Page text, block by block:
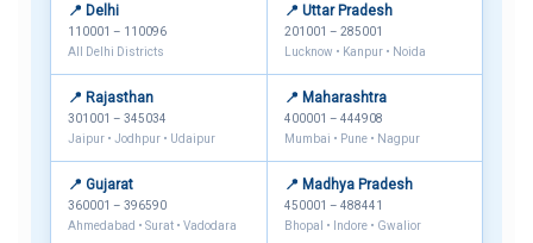
📍 Delhi
110001 – 110096
All Delhi Districts
📍 Uttar Pradesh
201001 – 285001
Lucknow • Kanpur • Noida
📍 Rajasthan
301001 – 345034
Jaipur • Jodhpur • Udaipur
📍 Maharashtra
400001 – 444908
Mumbai • Pune • Nagpur
📍 Gujarat
360001 – 396590
Ahmedabad • Surat • Vadodara
📍 Madhya Pradesh
450001 – 488441
Bhopal • Indore • Gwalior